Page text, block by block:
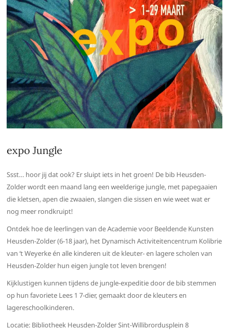
expo Jungle
Ssst… hoor jij dat ook? Er sluipt iets in het groen! De bib Heusden-
Zolder wordt een maand lang een weelderige jungle, met papegaaien
die kletsen, apen die zwaaien, slangen die sissen en wie weet wat er
nog meer rondkruipt!
Ontdek hoe de leerlingen van de Academie voor Beeldende Kunsten
Heusden-Zolder (6-18 jaar), het Dynamisch Activiteitencentrum Kolibrie
van ‘t Weyerke én alle kinderen uit de kleuter- en lagere scholen van
Heusden-Zolder hun eigen jungle tot leven brengen!
Kijklustigen kunnen tijdens de jungle-expeditie door de bib stemmen
op hun favoriete Lees 1 7-dier, gemaakt door de kleuters en
lagereschoolkinderen.
Locatie: Bibliotheek Heusden-Zolder Sint-Willibrordusplein 8